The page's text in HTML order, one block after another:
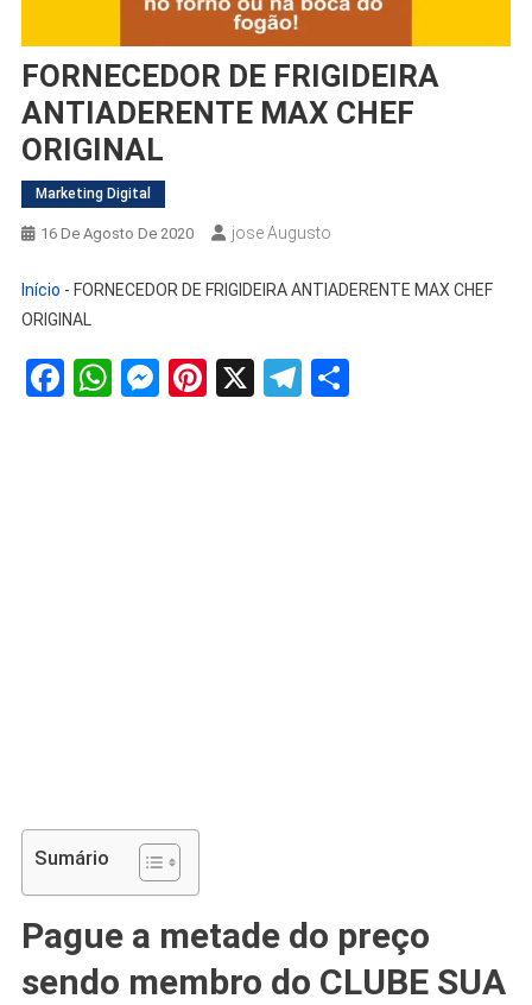
FORNECEDOR DE FRIGIDEIRA
ANTIADERENTE MAX CHEF
ORIGINAL
Marketing Digital
16 De Agosto De 2020 Jose Augusto
Início - FORNECEDOR DE FRIGIDEIRA ANTIADERENTE MAX CHEF
ORIGINAL
Facebook
WhatsApp
Messenger
Pinterest
X Telegram
Share
Sumário
Pague a metade do preço
sendo membro do CLUBE SUA